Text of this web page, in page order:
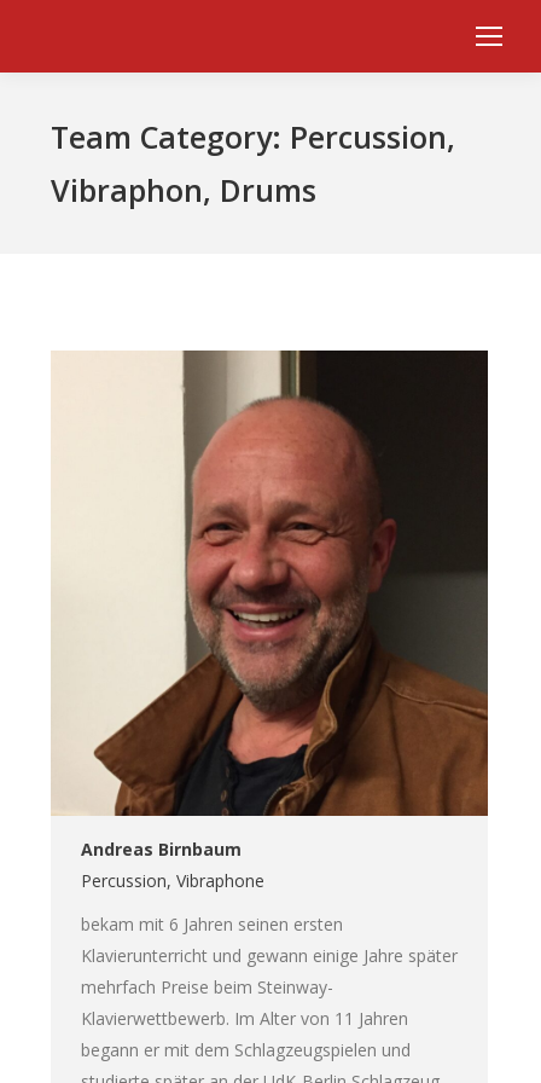
Team Category: Percussion,
Vibraphon, Drums
Andreas Birnbaum
Percussion, Vibraphone
bekam mit 6 Jahren seinen ersten
Klavierunterricht und gewann einige Jahre später
mehrfach Preise beim Steinway-
Klavierwettbewerb. Im Alter von 11 Jahren
begann er mit dem Schlagzeugspielen und